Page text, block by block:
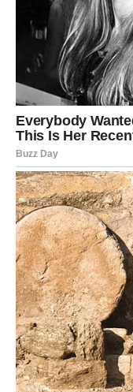
STRIJELAC
Nova energija
pozitivnih emocija.
Jedna osoba sada
mnogo ljepši nego
Sreća vam
očekujete
Pred vama su
JARAC
Jarčevi konačno
života.